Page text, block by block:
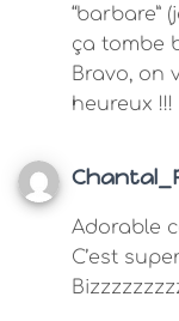
“barbare”
ça tombe
Bravo, on
heureux !!!
Adorable
C’est